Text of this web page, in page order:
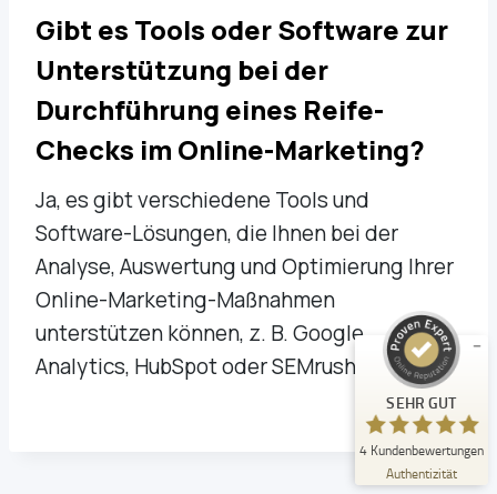
Gibt es Tools oder Software zur
Unterstützung bei der
Durchführung eines Reife-
Checks im Online-Marketing?
Ja, es gibt verschiedene Tools und
Software-Lösungen, die Ihnen bei der
Analyse, Auswertung und Optimierung Ihrer
Online-Marketing-Maßnahmen
unterstützen können, z. B. Google
Analytics, HubSpot oder SEMrush.
SEHR GUT
4 Kundenbewertungen
Authentizität
Kundenbewertungen und Erfahrungen zu
FMSB - Ihre Marketingberatung
100
%
SEHR GUT
5,00
/
5,00
4
Bewertungen auf ProvenExpert.com
Erfahren Sie mehr über dieses Bewertungssiegel
09.09.2024